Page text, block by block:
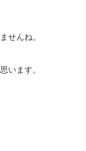
せんね。
います。